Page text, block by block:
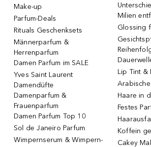
Make-up
Parfum-Deals
Rituals Geschenksets
Männerparfum &
Herrenparfum
Damen Parfum im SALE
Yves Saint Laurent
Damendüfte
Damenparfum &
Frauenparfum
Damen Parfum Top 10
Sol de Janeiro Parfum
Wimpernserum & Wimpern-
Milien
Glossing
Lip Tint &
Haare in
Festes
Koffein
Cakey